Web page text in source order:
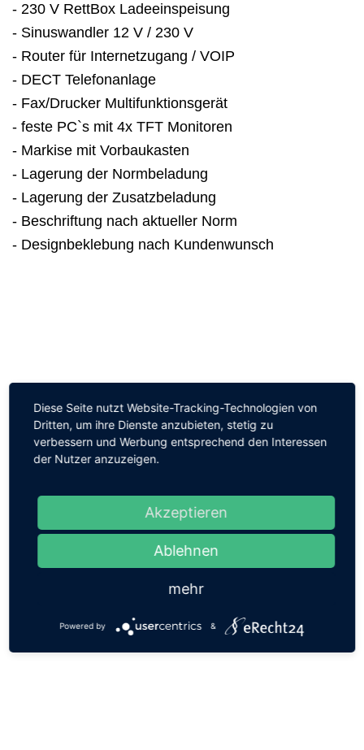
- 230 V RettBox Ladeeinspeisung
- Sinuswandler 12 V / 230 V
- Router für Internetzugang / VOIP
- DECT Telefonanlage
- Fax/Drucker Multifunktionsgerät
- feste PC`s mit 4x TFT Monitoren
- Markise mit Vorbaukasten
- Lagerung der Normbeladung
- Lagerung der Zusatzbeladung
- Beschriftung nach aktueller Norm
- Designbeklebung nach Kundenwunsch
Diese Seite nutzt Website-Tracking-Technologien von
Dritten, um ihre Dienste anzubieten, stetig zu
verbessern und Werbung entsprechend den Interessen
der Nutzer anzuzeigen.
Akzeptieren
Ablehnen
mehr
Powered by &